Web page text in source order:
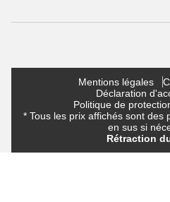
Mentions légales
Déclaration
Politique de
* Tous les prix affichés sont des
en sus si
Rétraction